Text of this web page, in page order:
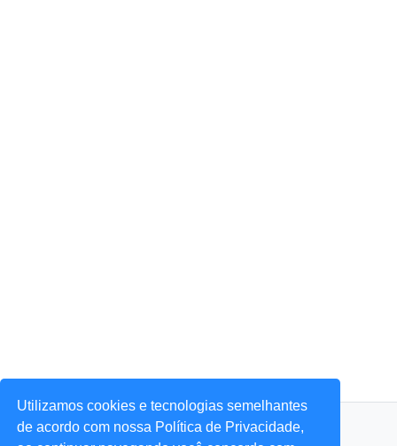
Utilizamos cookies e tecnologias semelhantes
de acordo com nossa Política de Privacidade,
© 2026 Portal Agora Sim! — Todos os direitos reservados.